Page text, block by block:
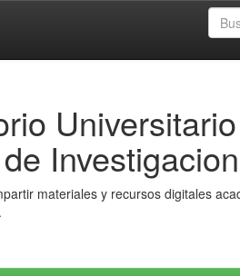
materiales y recursos digitales